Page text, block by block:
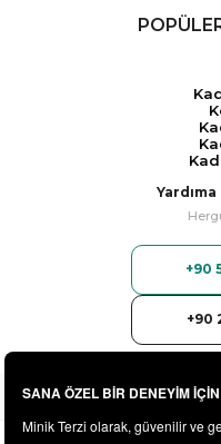
+90
+90